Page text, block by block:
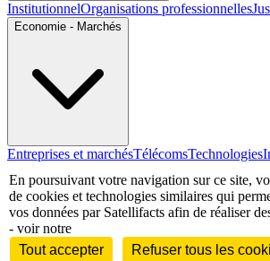
InstitutionnelOrganisations professionnelles
Economie - Marchés
Entreprises et marchésTélécomsTechnologies
International
En poursuivant votre navigation sur ce site,
de cookies et technologies similaires qui
vos données par Satellifacts afin de réaliser
- voir notre
Tout accepter
Refuser tous les